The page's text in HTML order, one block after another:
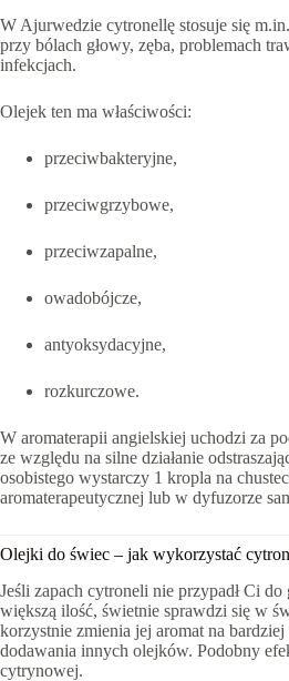
W Ajurwedzie cytronellę stosuje się
przy bólach głowy, zęba, problemach
infekcjach.
Olejek ten ma właściwości:
przeciwbakteryjne,
przeciwgrzybowe,
przeciwzapalne,
owadobójcze,
antyoksydacyjne,
rozkurczowe.
W aromaterapii angielskiej uchodzi za
ze względu na silne działanie
osobistego wystarczy 1 kropla na
aromaterapeutycznej lub w dyfuzorze
Olejki do świec – jak wykorzystać
Jeśli zapach cytroneli nie przypadł Ci
większą ilość, świetnie sprawdzi się w
korzystnie zmienia jej aromat na
dodawania innych olejków. Podobny
cytrynowej.